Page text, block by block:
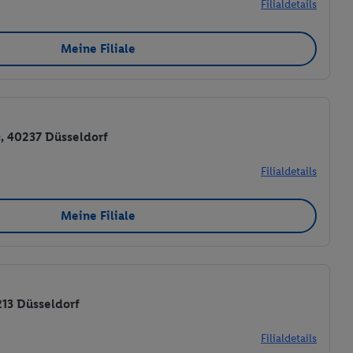
Filialdetails
Meine Filiale
40237 Düsseldorf
Filialdetails
Meine Filiale
Düsseldorf
Filialdetails
Technologie in
Sie verfügbar ist.
und einer
speziell zur
(nur für
Ihre Einwilligung
.Die Impressen